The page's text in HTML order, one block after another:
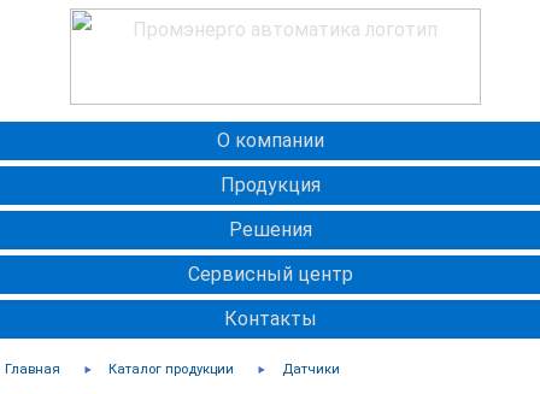
О компании
Продукция
Решения
Сервисный центр
Контакты
Главная Каталог продукции Датчики